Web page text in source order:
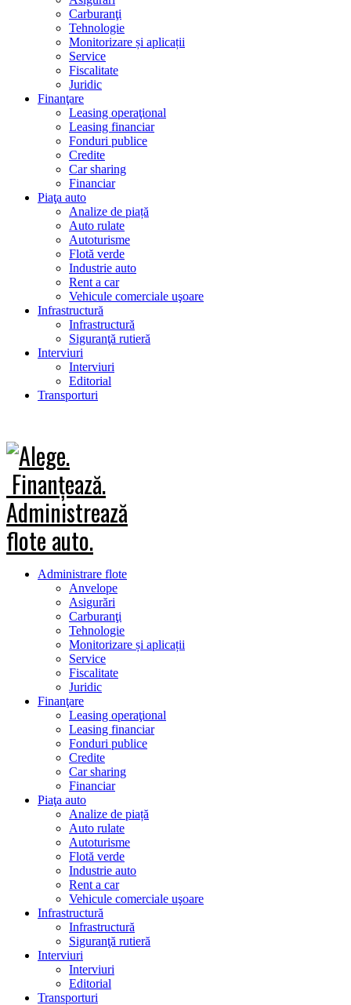
Carburanţi
Tehnologie
Monitorizare și aplicații
Service
Fiscalitate
Juridic
Finanţare
Leasing operaţional
Leasing financiar
Fonduri publice
Credite
Car sharing
Financiar
Piaţa auto
Analize de piață
Auto rulate
Autoturisme
Flotă verde
Industrie auto
Rent a car
Vehicule comerciale uşoare
Infrastructură
Infrastructură
Siguranţă rutieră
Interviuri
Interviuri
Editorial
Transporturi
Administrare flote
Anvelope
Asigurări
Carburanţi
Tehnologie
Monitorizare și aplicații
Service
Fiscalitate
Juridic
Finanţare
Leasing operaţional
Leasing financiar
Fonduri publice
Credite
Car sharing
Financiar
Piaţa auto
Analize de piață
Auto rulate
Autoturisme
Flotă verde
Industrie auto
Rent a car
Vehicule comerciale uşoare
Infrastructură
Infrastructură
Siguranţă rutieră
Interviuri
Interviuri
Editorial
Transporturi